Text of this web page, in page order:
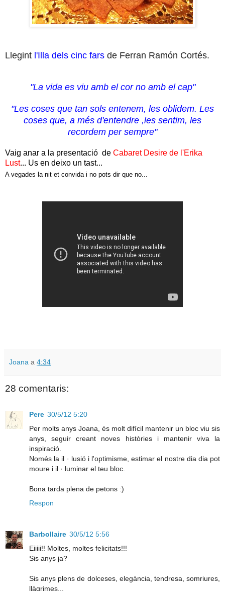
Llegint l'Illa dels cinc fars de Ferran Ramón Cortés.
"La vida es viu amb el cor no amb el cap"
"Les coses que tan sols entenem, les oblidem. Les
coses que, a més d'entendre ,les sentim, les
recordem per sempre"
Vaig anar a la presentació de Cabaret Desire de l'Erika
Lust... Us en deixo un tast...
A vegades la nit et convida i no pots dir que no...
Joana a 4:34
28 comentaris:
Pere 30/5/12 5:20
Per molts anys Joana, és molt difícil mantenir un bloc viu sis
anys, seguir creant noves històries i mantenir viva la
inspiració.
Només la il · lusió i l'optimisme, estimar el nostre dia dia pot
moure i il · luminar el teu bloc.
Bona tarda plena de petons :)
Respon
Barbollaire 30/5/12 5:56
Eiiiii!! Moltes, moltes felicitats!!!
Sis anys ja?
Sis anys plens de dolceses, elegància, tendresa, somriures,
llàgrimes...